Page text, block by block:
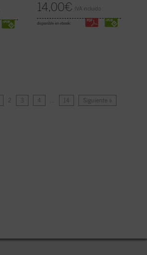
14,00€ IVA incluido
disponible en ebook:
2 3 4 … 14 Siguiente »